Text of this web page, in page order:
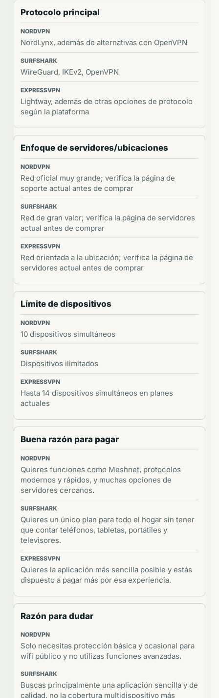
Protocolo principal
NordLynx, además de alternativas con OpenVPN
WireGuard, IKEv2, OpenVPN
Lightway, además de otras opciones de protocolo
según la plataforma
Enfoque de servidores/ubicaciones
Red oficial muy grande; verifica la página de
soporte actual antes de comprar
Red de gran valor; verifica la página de servidores
actual antes de comprar
Red orientada a la ubicación; verifica la página de
servidores actual antes de comprar
Límite de dispositivos
10 dispositivos simultáneos
Dispositivos ilimitados
Hasta 14 dispositivos simultáneos en planes
actuales
Buena razón para pagar
Quieres funciones como Meshnet, protocolos
modernos y rápidos, y muchas opciones de
servidores cercanos.
Quieres un único plan para todo el hogar sin tener
que contar teléfonos, tabletas, portátiles y
televisores.
Quieres la aplicación más sencilla posible y estás
dispuesto a pagar más por esa experiencia.
Razón para dudar
Solo necesitas protección básica y ocasional para
wifi público y no utilizas funciones avanzadas.
Buscas principalmente una aplicación sencilla y de
calidad, no la cobertura multidispositivo más